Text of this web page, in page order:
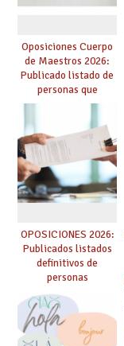
Oposiciones Cuerpo
de Maestros 2026:
Publicado listado de
personas que
adquieren nueva
especialidad
OPOSICIONES 2026:
Publicados listados
definitivos de
personas
seleccionadas. ¿Qué
hacer ahora si he
obtenido plaza?